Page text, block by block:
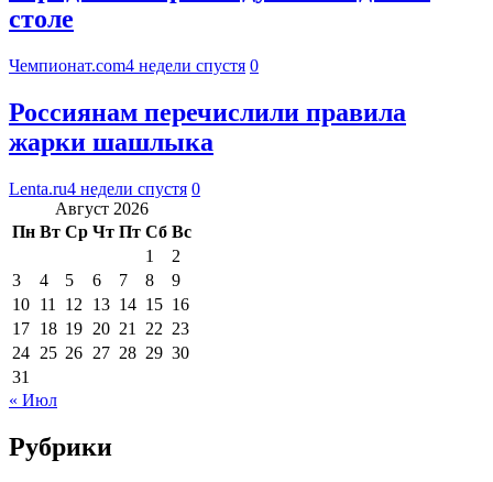
столе
Чемпионат.com4 недели спустя 0
Россиянам перечислили правила
жарки шашлыка
Lenta.ru4 недели спустя 0
Август 2026
Пн Вт Ср Чт Пт Сб Вс
1
2
3
4 5 6 7 8
9
10 11 12 13 14 15 16
17 18 19 20 21 22 23
24 25 26 27 28 29 30
31
« Июл
Рубрики